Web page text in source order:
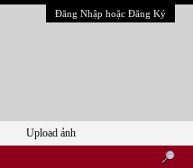
Đăng Nhập hoặc Đăng Ký
Upload ảnh